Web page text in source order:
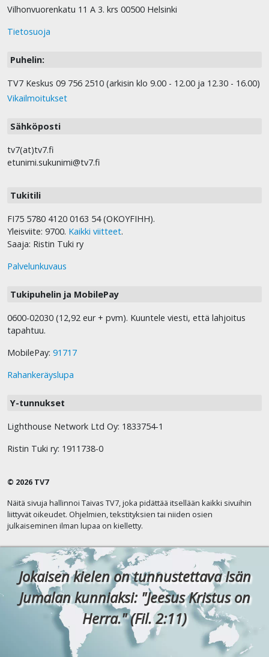
Vilhonvuorenkatu 11 A 3. krs 00500 Helsinki
Tietosuoja
Puhelin:
TV7 Keskus 09 756 2510 (arkisin klo 9.00 - 12.00 ja 12.30 - 16.00)
Vikailmoitukset
Sähköposti
tv7(at)tv7.fi
etunimi.sukunimi@tv7.fi
Tukitili
FI75 5780 4120 0163 54 (OKOYFIHH).
Yleisviite: 9700. Kaikki viitteet.
Saaja: Ristin Tuki ry
Palvelunkuvaus
Tukipuhelin ja MobilePay
0600-02030 (12,92 eur + pvm). Kuuntele viesti, että lahjoitus
tapahtuu.
MobilePay: 91717
Rahankeräyslupa
Y-tunnukset
Lighthouse Network Ltd Oy: 1833754-1
Ristin Tuki ry: 1911738-0
© 2026 TV7
Näitä sivuja hallinnoi Taivas TV7, joka pidättää itsellään kaikki sivuihin
liittyvät oikeudet. Ohjelmien, tekstityksien tai niiden osien
julkaiseminen ilman lupaa on kielletty.
Jokaisen kielen on tunnustettava Isän
Jumalan kunniaksi: "Jeesus Kristus on
Herra." (Fil. 2:11)